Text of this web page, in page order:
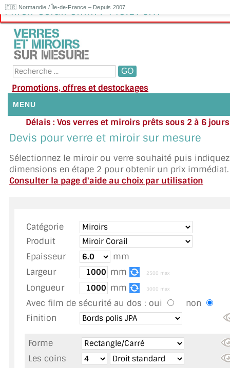
🇫🇷 Normandie / Île-de-France – Depuis 2007
Miroir Corail 6mm : 449.17€HT
Promotions, offres et destockages
MENU
NOUS CONTACTER
DEMANDE DE DEVIS
TOUS LES TARIFS AU M2
GUIDE : CHOIX PAR UTILISATION
INSPIRATIONS ET NOUVEAUTÉS
AMBIANCE LAITON BROSSÉ
MIROIR SUR MESURE
Délais : Vos verres et miroirs prêts sous 2 à 6
moyenne
Besoin
Appelez ou envoyez un SMS au 06 79 92
Devis pour verre et miroir sur mesure
Sélectionnez le miroir ou verre souhaité puis
dimensions en étape 2 pour obtenir un prix immédiat.
Consulter la page d'aide au choix par utilisation
Catégorie
Produit
Epaisseur
mm
Largeur
mm 2500 max
Longueur mm 3000 max
Avec film de sécurité au dos : oui
non
Finition
Forme
Les coins